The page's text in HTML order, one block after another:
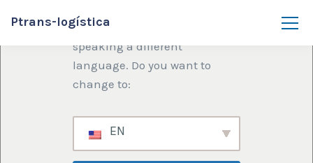
We've detected you might be
speaking a different
language. Do you want to
change to:
EN
Ptrans-logística